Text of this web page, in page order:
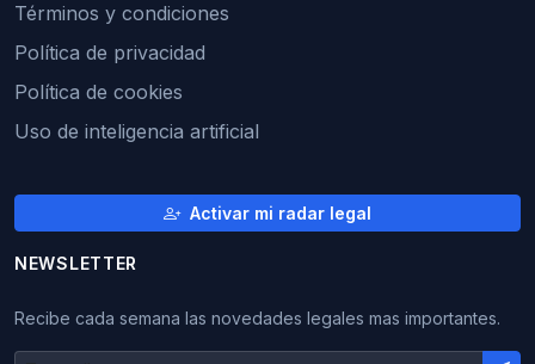
Términos y condiciones
Política de privacidad
Política de cookies
Uso de inteligencia artificial
Activar mi radar legal
NEWSLETTER
Recibe cada semana las novedades legales mas importantes.